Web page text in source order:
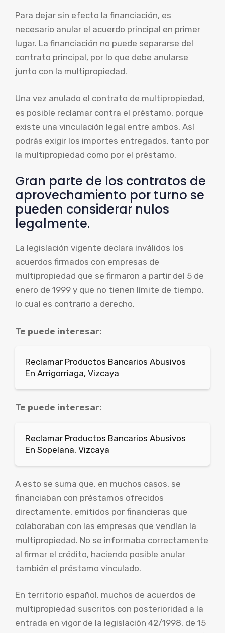
Para dejar sin efecto la financiación, es
necesario anular el acuerdo principal en primer
lugar. La financiación no puede separarse del
contrato principal, por lo que debe anularse
junto con la multipropiedad.
Una vez anulado el contrato de multipropiedad,
es posible reclamar contra el préstamo, porque
existe una vinculación legal entre ambos. Así
podrás exigir los importes entregados, tanto por
la multipropiedad como por el préstamo.
Gran parte de los contratos de
aprovechamiento por turno se
pueden considerar nulos
legalmente.
La legislación vigente declara inválidos los
acuerdos firmados con empresas de
multipropiedad que se firmaron a partir del 5 de
enero de 1999 y que no tienen límite de tiempo,
lo cual es contrario a derecho.
Te puede interesar:
Reclamar Productos Bancarios Abusivos
En Arrigorriaga, Vizcaya
Te puede interesar:
Reclamar Productos Bancarios Abusivos
En Sopelana, Vizcaya
A esto se suma que, en muchos casos, se
financiaban con préstamos ofrecidos
directamente, emitidos por financieras que
colaboraban con las empresas que vendían la
multipropiedad. No se informaba correctamente
al firmar el crédito, haciendo posible anular
también el préstamo vinculado.
En territorio español, muchos de acuerdos de
multipropiedad suscritos con posterioridad a la
entrada en vigor de la legislación 42/1998, de 15